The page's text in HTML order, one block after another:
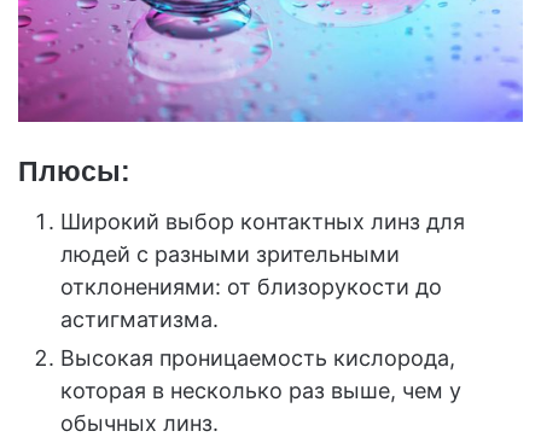
Плюсы:
Широкий выбор контактных линз для
людей с разными зрительными
отклонениями: от близорукости до
астигматизма.
Высокая проницаемость кислорода,
которая в несколько раз выше, чем у
обычных линз.